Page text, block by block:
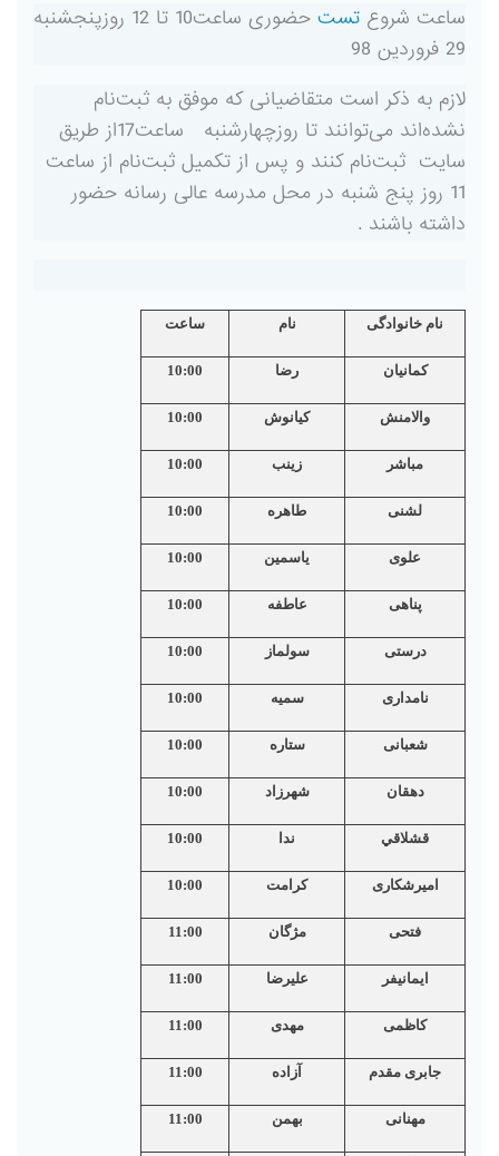
ساعت شروع تست
حضوری ساعت10 تا 12 روزپنجشنبه
29 فروردین 98
لازم به ذکر است متقاضیانی که موفق به ثبت‌نام
نشده‌اند می‌توانند تا روزچهارشنبه ساعت17از طریق
سایت ثبت‌نام کنند و پس از تکمیل ثبت‌نام از ساعت
11 روز پنج شنبه در محل مدرسه عالی رسانه حضور
داشته باشند .
نام خانوادگی نام ساعت
کمانیان رضا 10:00
والامنش کیانوش 10:00
مباشر زینب 10:00
لشنی طاهره 10:00
علوی یاسمین 10:00
پناهی عاطفه 10:00
درستی سولماز 10:00
نامداری سمیه 10:00
شعبانی ستاره 10:00
دهقان شهرزاد 10:00
قشلاقي ندا 10:00
امیرشکاری کرامت 10:00
فتحی مژگان 11:00
ایمانیفر علیرضا 11:00
کاظمی مهدی 11:00
جابری مقدم آزاده 11:00
مهنانی بهمن 11:00